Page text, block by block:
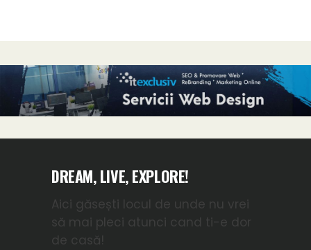
DREAM, LIVE, EXPLORE!
Aici găsești locul de unde nu vrei
să mai pleci atunci cand ti-e dor
de casă!